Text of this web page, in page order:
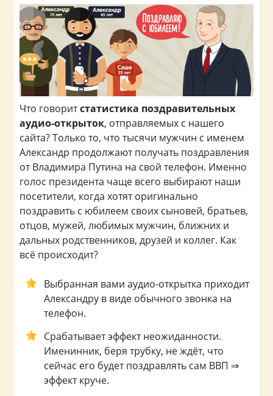
Что говоритстатистика поздравительных
аудио-открыток, отправляемых с нашего
сайта? Только то, что тысячи мужчин с именем
Александр продолжают получать поздравления
от Владимира Путина на свой телефон. Именно
голос президента чаще всего выбирают наши
посетители, когда хотят оригинально
поздравить с юбилеем своих сыновей, братьев,
отцов, мужей, любимых мужчин, ближних и
дальных родственников, друзей и коллег. Как
всё происходит?
Выбранная вами аудио-открытка приходит
Александру в виде обычного звонка на
телефон.
Срабатывает эффект неожиданности.
Именинник, беря трубку, не ждёт, что
сейчас его будет поздравлять сам ВВП ⇒
эффект круче.